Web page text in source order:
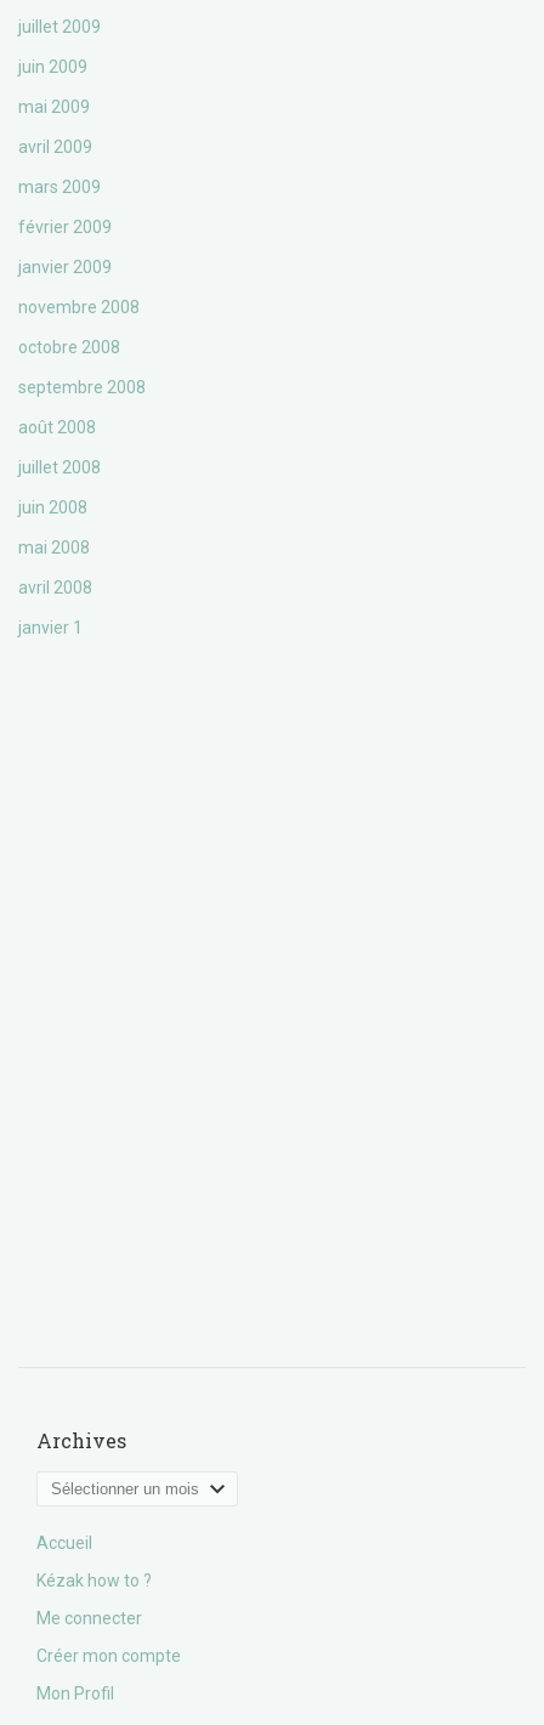
juillet 2009
juin 2009
mai 2009
avril 2009
mars 2009
février 2009
janvier 2009
novembre 2008
octobre 2008
septembre 2008
août 2008
juillet 2008
juin 2008
mai 2008
avril 2008
janvier 1
Archives
Archives
Accueil
Kézak how to ?
Me connecter
Créer mon compte
Mon Profil